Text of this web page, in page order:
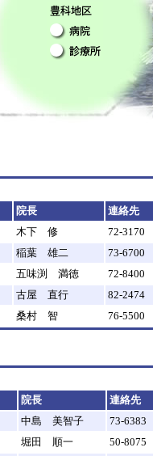
院長 連絡先
木下 修
72-3170
稲葉 雄二
73-6700
五味渕 満徳
72-8400
古屋 直行
82-2474
桑村 智 76-5500
院長 連絡先
中島 美智子
73-6383
堀田 順一
50-8075